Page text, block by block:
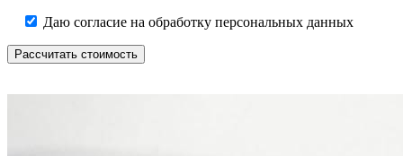
Даю согласие на обработку персональных данных